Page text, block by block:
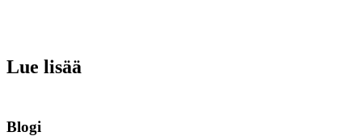
Lue lisää
Blogi